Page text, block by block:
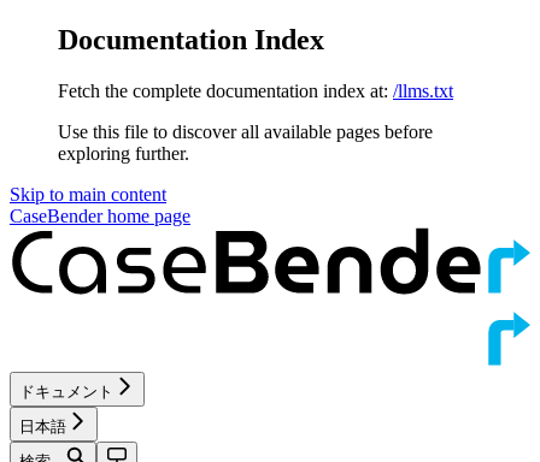
Documentation Index
Fetch the complete documentation index at: /llms.txt
Use this file to discover all available pages before
exploring further.
Skip to main content
CaseBenderhome page
ドキュメント
日本語